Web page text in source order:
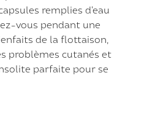
remplies d’eau
vous pendant une
de la flottaison,
problèmes cutanés et
parfaite pour se